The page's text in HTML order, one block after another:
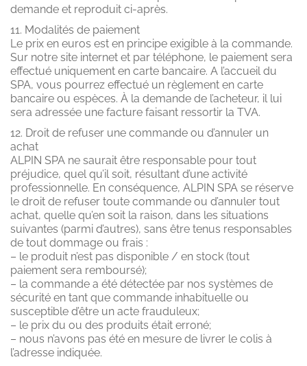
demande et reproduit ci-après.
11. Modalités de paiement
Le prix en euros est en principe exigible à la commande.
Sur notre site internet et par téléphone, le paiement sera
effectué uniquement en carte bancaire. A l’accueil du
SPA, vous pourrez effectué un règlement en carte
bancaire ou espèces. À la demande de l’acheteur, il lui
sera adressée une facture faisant ressortir la TVA.
12. Droit de refuser une commande ou d’annuler un
achat
ALPIN SPA ne saurait être responsable pour tout
préjudice, quel qu’il soit, résultant d’une activité
professionnelle. En conséquence, ALPIN SPA se réserve
le droit de refuser toute commande ou d’annuler tout
achat, quelle qu’en soit la raison, dans les situations
suivantes (parmi d’autres), sans être tenus responsables
de tout dommage ou frais :
– le produit n’est pas disponible / en stock (tout
paiement sera remboursé);
– la commande a été détectée par nos systèmes de
sécurité en tant que commande inhabituelle ou
susceptible d’être un acte frauduleux;
– le prix du ou des produits était erroné;
– nous n’avons pas été en mesure de livrer le colis à
l’adresse indiquée.